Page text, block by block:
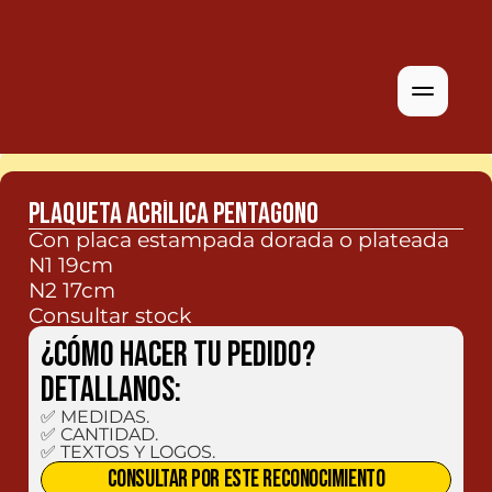
PLAQUETA ACRÍLICA PENTAGONO
Con placa estampada dorada o plateada
N1 19cm
N2 17cm
Consultar stock
¿CÓMO HACER TU PEDIDO?
Detallanos:
✅ MEDIDAS.
✅ CANTIDAD.
✅ TEXTOS Y LOGOS.
CONSULTAR POR ESTE RECONOCIMIENTO